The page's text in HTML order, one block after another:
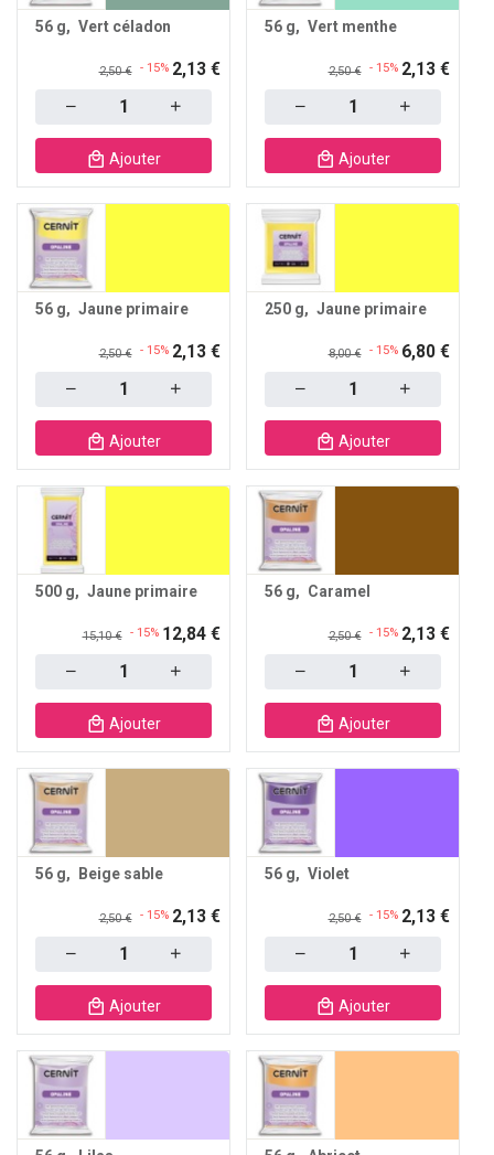
56 g Vert céladon
2,50 € - 15% 2,13 €
Ajouter
56 g Vert menthe
2,50 € - 15% 2,13 €
Ajouter
56 g Jaune primaire
2,50 € - 15% 2,13 €
Ajouter
250 g Jaune primaire
8,00 € - 15% 6,80 €
Ajouter
500 g Jaune primaire
15,10 € - 15% 12,84 €
Ajouter
56 g Caramel
2,50 € - 15% 2,13 €
Ajouter
56 g Beige sable
2,50 € - 15% 2,13 €
Ajouter
56 g Violet
2,50 € - 15% 2,13 €
Ajouter